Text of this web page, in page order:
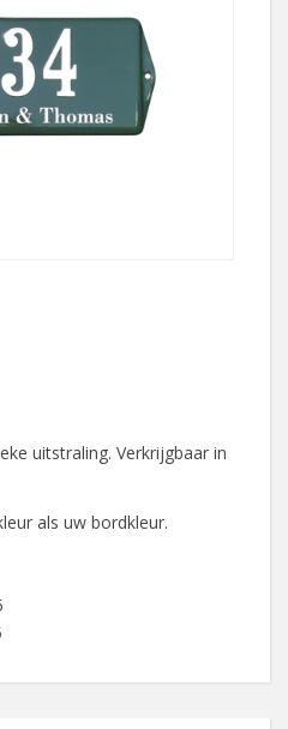
uitstraling. Verkrijgbaar in
als uw bordkleur.